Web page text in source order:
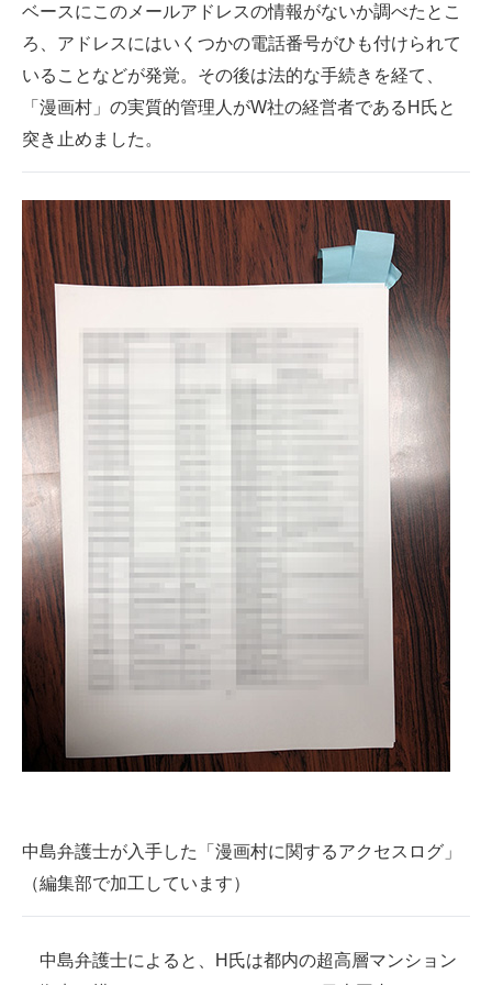
ベースにこのメールアドレスの情報がないか調べたとこ
ろ、アドレスにはいくつかの電話番号がひも付けられて
いることなどが発覚。その後は法的な手続きを経て、
「漫画村」の実質的管理人がW社の経営者であるH氏と
突き止めました。
中島弁護士が入手した「漫画村に関するアクセスログ」
（編集部で加工しています）
中島弁護士によると、H氏は都内の超高層マンション